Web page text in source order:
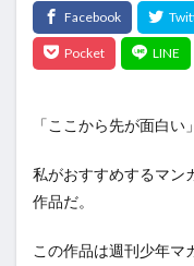
「ここから先が面白い」
私がおすすめするマン
作品だ。
この作品は週刊少年マ